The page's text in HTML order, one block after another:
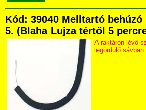
Kód: 39040 Melltartó
5. (Blaha Lujza tértől 5
A raktáron lévő
legördülő